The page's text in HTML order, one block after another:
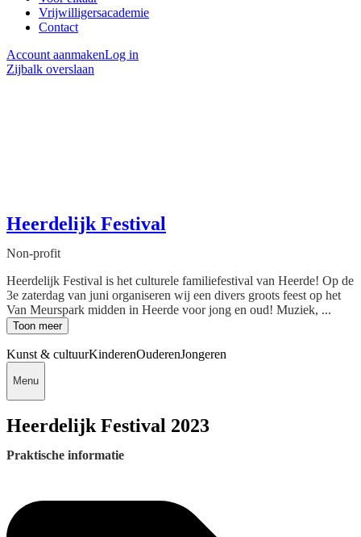
Vrijwilligersacademie
Contact
Account aanmakenLog in
Zijbalk overslaan
Heerdelijk Festival
Non-profit
Heerdelijk Festival is het culturele familiefestival van Heerde! Op de
3e zaterdag van juni organiseren wij een divers groots feest op het
Van Meurspark midden in Heerde voor jong en oud! Muziek, ...
Toon meer
Kunst & cultuurKinderenOuderenJongeren
Menu
Heerdelijk Festival 2023
Praktische informatie